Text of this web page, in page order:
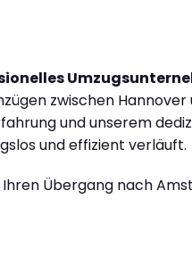
zwischen Hannover
und unserem
und effizient verläuft.
Ihren Übergang nach